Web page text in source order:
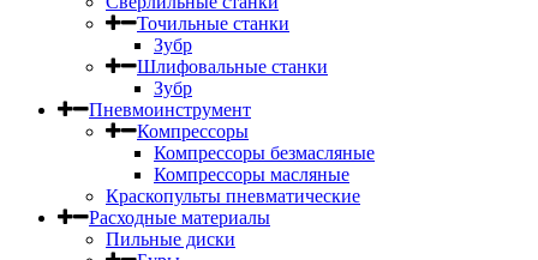
Точильные станки
Зубр
Шлифовальные станки
Зубр
Пневмоинструмент
Компрессоры
Компрессоры безмасляные
Компрессоры масляные
Краскопульты пневматические
Расходные материалы
Пильные диски